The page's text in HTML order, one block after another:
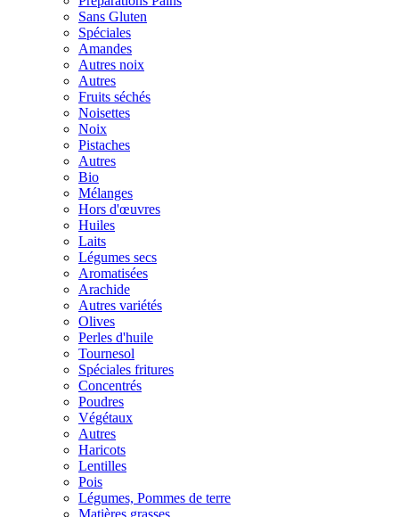
Sans Gluten
Spéciales
Amandes
Autres noix
Autres
Fruits séchés
Noisettes
Noix
Pistaches
Autres
Bio
Mélanges
Hors d'œuvres
Huiles
Laits
Légumes secs
Aromatisées
Arachide
Autres variétés
Olives
Perles d'huile
Tournesol
Spéciales fritures
Concentrés
Poudres
Végétaux
Autres
Haricots
Lentilles
Pois
Légumes, Pommes de terre
Matières grasses